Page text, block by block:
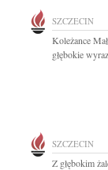
SZCZECIN
Koleżance
głębokie
SZCZECIN
Z głębokim